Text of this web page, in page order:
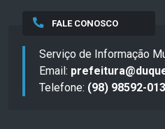
FALE CONOSCO
Serviço de Informação
Email:
Telefone: (98) 98592-